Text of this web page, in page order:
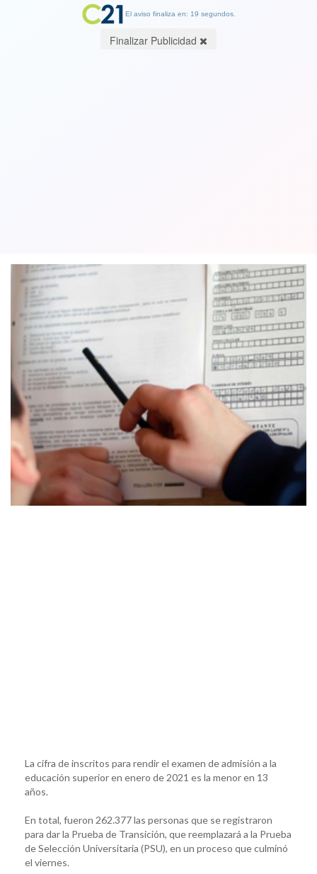
La cifra de inscritos para rendir el examen de admisión a la
educación superior en enero de 2021 es la menor en 13
años.
En total, fueron 262.377 las personas que se registraron
para dar la Prueba de Transición, que reemplazará a la Prueba
de Selección Universitaria (PSU), en un proceso que culminó
el viernes.
El aviso finaliza en: 19 segundos.
Finalizar Publicidad